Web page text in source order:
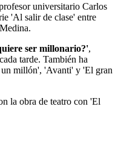
universitario Carlos
'Al salir de clase' entre
ser millonario?',
tarde. También ha
un millón', 'Avanti' y 'El gran
la obra de teatro con 'El